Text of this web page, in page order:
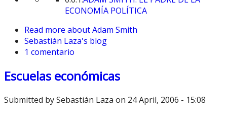
ECONOMÍA POLÍTICA
Read more about Adam Smith
Sebastián Laza's blog
1 comentario
Escuelas económicas
Submitted bySebastián Laza on 24 April, 2006 - 15:08